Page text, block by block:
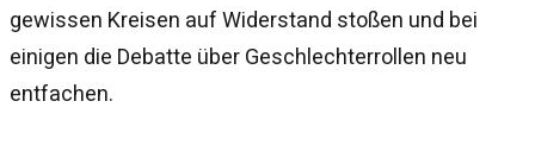
gewissen Kreisen auf Widerstand stoßen und bei
einigen die Debatte über Geschlechterrollen neu
entfachen.